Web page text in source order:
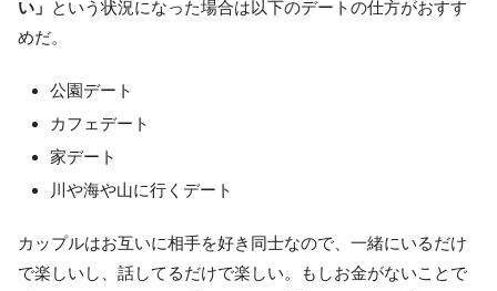
い」 という状況になった場合は以下のデートの仕方がおすす
めだ。
公園デート
カフェデート
家デート
川や海や山に行くデート
カップルはお互いに相手を好き同士なので、一緒にいるだけ
で楽しいし、話してるだけで楽しい。もしお金がないことで